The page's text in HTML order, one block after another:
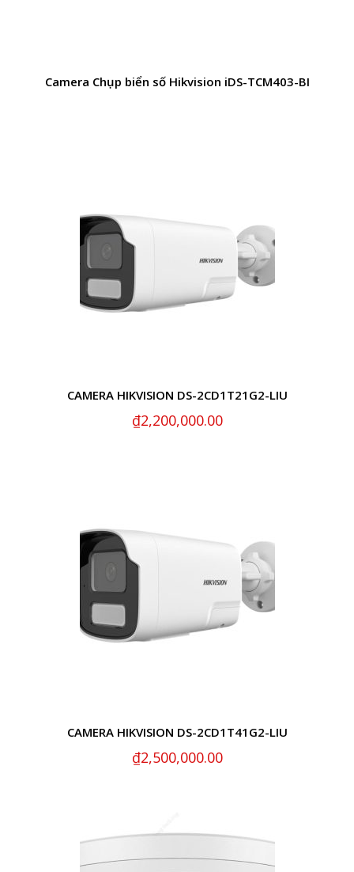
Camera Chụp biển số Hikvision iDS-TCM403-BI
CAMERA HIKVISION DS-2CD1T21G2-LIU
₫2,200,000.00
CAMERA HIKVISION DS-2CD1T41G2-LIU
₫2,500,000.00